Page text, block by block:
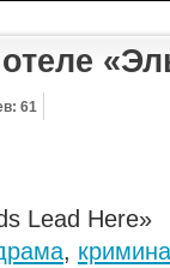
61
Lead Here»
,